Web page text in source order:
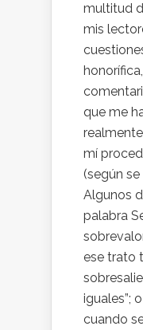
multitud
mis
que me
mí
(según
Algunos
palabra
ese trato
iguales”;
cuando